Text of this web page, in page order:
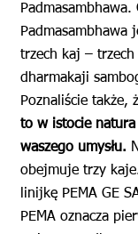
Padmasambhawa.
Padmasambhawa
trzech kaj – trzech
dharmakaji
Poznaliście także,
to w istocie
waszego umysłu.
obejmuje trzy
linijkę PEMA GE
PEMA oznacza